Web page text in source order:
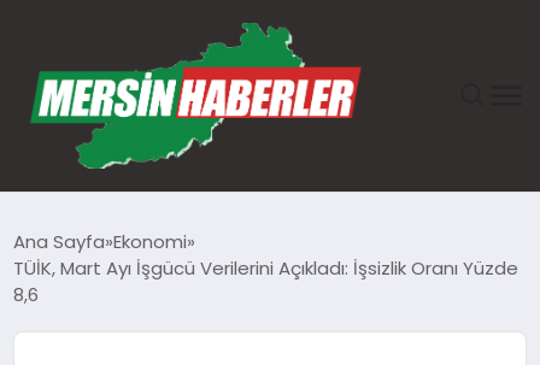
GÜNDEM
Ana Sayfa Ekonomi
TÜİK, Mart Ayı İşgücü Verilerini Açıkladı: İşsizlik Oranı Yüzde
8,6